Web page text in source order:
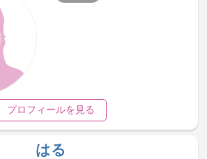
プロフィールを見る
はる